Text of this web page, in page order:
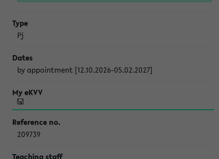
Pj
by appointment [12.10.2026-05.02.2027]
209739